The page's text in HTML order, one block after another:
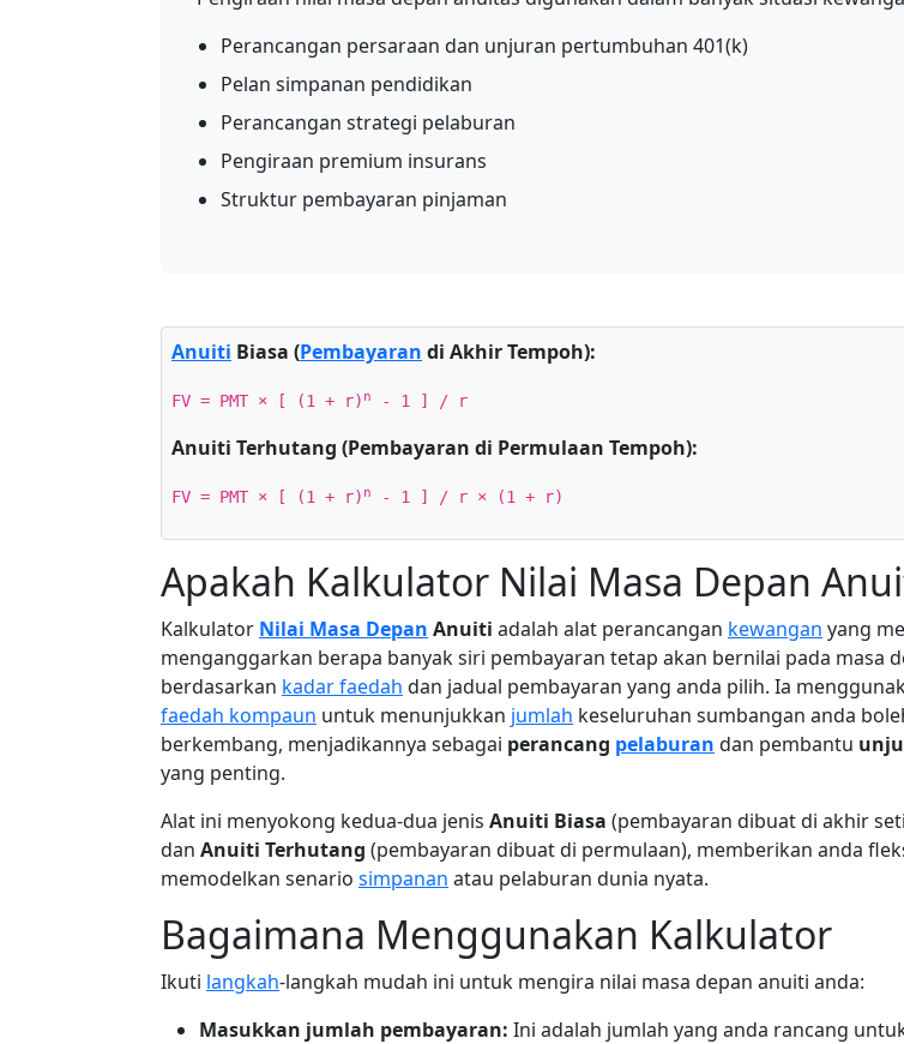
Perancangan persaraan dan unjuran pertumbuhan 401(k)
Pelan simpanan pendidikan
Perancangan strategi pelaburan
Pengiraan premium insurans
Struktur pembayaran pinjaman
Anuiti Biasa (Pembayaran di Akhir Tempoh):
FV = PMT × [ (1 + r) n - 1 ] / r
Anuiti Terhutang (Pembayaran di Permulaan Tempoh):
FV = PMT × [ (1 + r) n - 1 ] / r × (1 + r)
Apakah Kalkulator Nilai Masa Depan
Kalkulator Nilai Masa Depan Anuiti adalah alat perancangan kewangan yang
menganggarkan berapa banyak siri pembayaran tetap akan bernilai pada masa
berdasarkan kadar faedah dan jadual pembayaran yang anda pilih. Ia
faedah kompaun untuk menunjukkan jumlah keseluruhan sumbangan anda
berkembang, menjadikannya sebagai perancang pelaburan dan pembantu
yang penting.
Alat ini menyokong kedua-dua jenis Anuiti Biasa (pembayaran dibuat di akhir
dan Anuiti Terhutang (pembayaran dibuat di permulaan), memberikan anda
memodelkan senario simpanan atau pelaburan dunia nyata.
Bagaimana Menggunakan Kalkulator
Ikuti langkah-langkah mudah ini untuk mengira nilai masa depan anuiti anda:
Masukkan jumlah pembayaran: Ini adalah jumlah yang anda rancang